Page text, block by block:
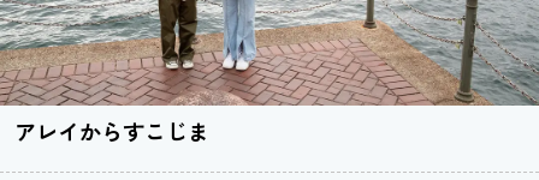
アレイからすこじま